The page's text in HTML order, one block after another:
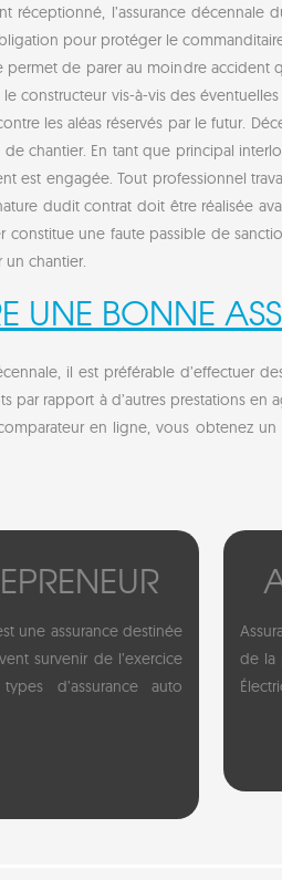
réceptionné, l’assurance
pour protéger le
permet de parer au moindre
constructeur vis-à-vis des
les aléas réservés par le futur.
chantier. En tant que principal
est engagée. Tout professionnel
dudit contrat doit être réalisée
constitue une faute passible de
chantier.
UNE BONNE
il est préférable d’effectuer
par rapport à d’autres prestations en
en ligne, vous obtenez
une assurance destinée
survenir de l’exercice
d’assurance auto
de la